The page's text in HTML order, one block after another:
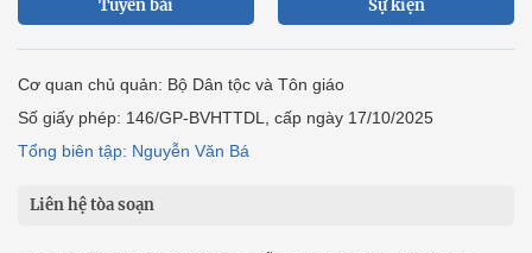
Tuyến bài Sự kiện
Cơ quan chủ quản: Bộ Dân tộc và Tôn giáo
Số giấy phép: 146/GP-BVHTTDL, cấp ngày 17/10/2025
Tổng biên tập: Nguyễn Văn Bá
Liên hệ tòa soạn